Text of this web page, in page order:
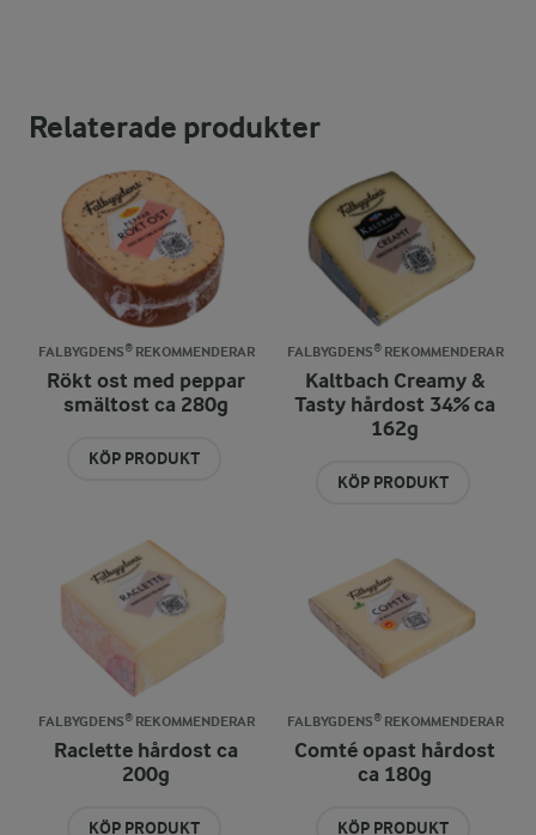
Relaterade produkter
FALBYGDENS® REKOMMENDERAR
Rökt ost med peppar
smältost ca 280g
KÖP PRODUKT
FALBYGDENS® REKOMMENDERAR
Kaltbach Creamy &
Tasty hårdost 34% ca
162g
KÖP PRODUKT
FALBYGDENS® REKOMMENDERAR
Raclette hårdost ca
200g
KÖP PRODUKT
FALBYGDENS® REKOMMENDERAR
Comté opast hårdost
ca 180g
KÖP PRODUKT